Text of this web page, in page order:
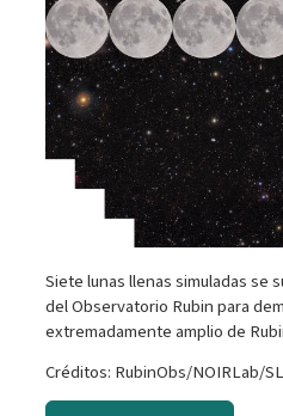
Siete lunas llenas simuladas se
del Observatorio Rubin para
extremadamente amplio de
Créditos: RubinObs/NOIRLab/